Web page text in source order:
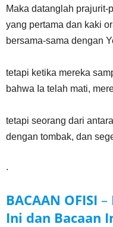
Maka datanglah prajurit-
yang pertama dan kaki
bersama-sama dengan
tetapi ketika mereka
bahwa Ia telah mati,
tetapi seorang dari
dengan tombak, dan
.
BACAAN OFISI –
Ini dan Bacaan